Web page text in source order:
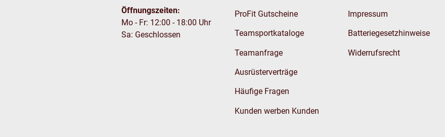
Öffnungszeiten:
Mo - Fr: 12:00 - 18:00 Uhr
Sa: Geschlossen
ProFit Gutscheine
Teamsportkataloge
Teamanfrage
Ausrüsterverträge
Häufige Fragen
Kunden werben Kunden
Impressum
Batteriegesetzhinweise
Widerrufsrecht